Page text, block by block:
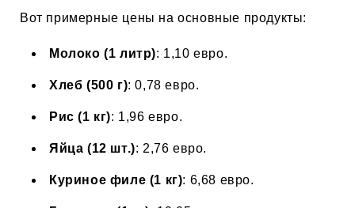
Вот примерные цены на основные продукты:
Молоко (1 литр): 1,10 евро.
Хлеб (500 г): 0,78 евро.
Рис (1 кг): 1,96 евро.
Яйца (12 шт.): 2,76 евро.
Куриное филе (1 кг): 6,68 евро.